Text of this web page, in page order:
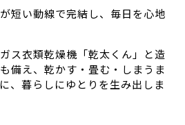
短い動線で完結し、毎日を心地
ス衣類乾燥機「乾太くん」と造
備え、乾かす・畳む・しまうま
、暮らしにゆとりを生み出しま